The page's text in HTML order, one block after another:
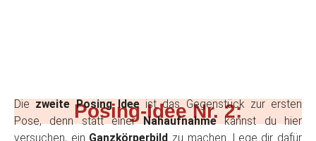
Posing-Idee Nr. 2:
Die zweite Posing Ideeist das Gegenstück zur ersten
Pose, denn statt einerNahaufnahmekannst du hier
versuchen, ein Ganzkörperbild zu machen. Lege dir dafür